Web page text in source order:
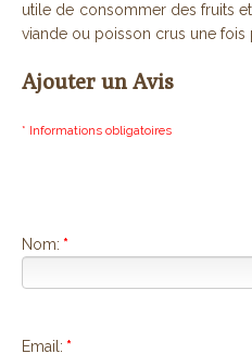
utile de consommer des fruits
viande ou poisson crus une fois
Ajouter un Avis
* Informations obligatoires
Nom: *
Email: *